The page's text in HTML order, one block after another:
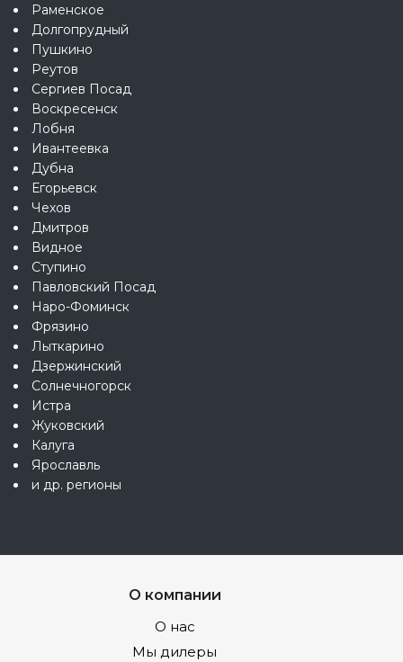
Раменское
Долгопрудный
Пушкино
Реутов
Сергиев Посад
Воскресенск
Лобня
Ивантеевка
Дубна
Егорьевск
Чехов
Дмитров
Видное
Ступино
Павловский Посад
Наро-Фоминск
Фрязино
Лыткарино
Дзержинский
Солнечногорск
Истра
Жуковский
Калуга
Ярославль
и др. регионы
О компании
О нас
Мы дилеры